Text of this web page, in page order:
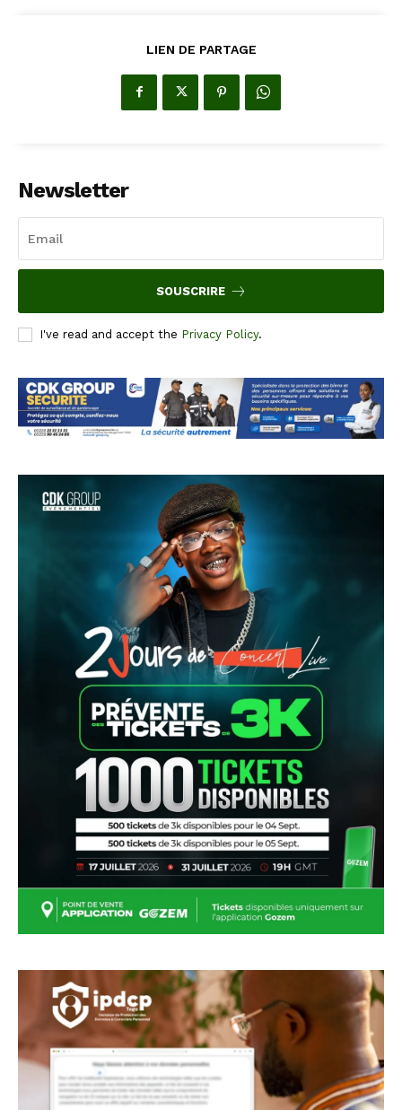
LIEN DE PARTAGE
Newsletter
SOUSCRIRE
I've read and accept the Privacy Policy.